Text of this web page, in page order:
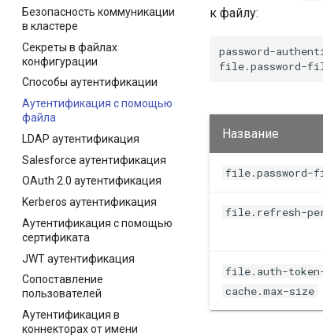
Безопасность коммуникации
в кластере
Секреты в файлах
конфигурации
Способы аутентификации
Аутентификация с помощью
файла
LDAP аутентификация
Salesforce аутентификация
OAuth 2.0 аутентификация
Kerberos аутентификация
Аутентификация с помощью
сертификата
JWT аутентификация
Сопоставление
пользователей
Аутентификация в
коннекторах от имени
к файлу:
password-
Название
file.password-
file.refresh-
file.auth-
cache.max-size